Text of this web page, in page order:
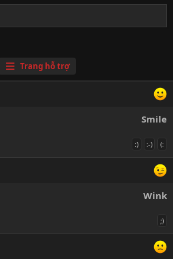
Trang hỗ trợ
Smile
:) :-) (:
Wink
;)